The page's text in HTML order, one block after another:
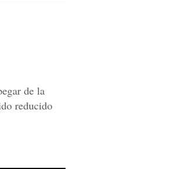
de la
reducido